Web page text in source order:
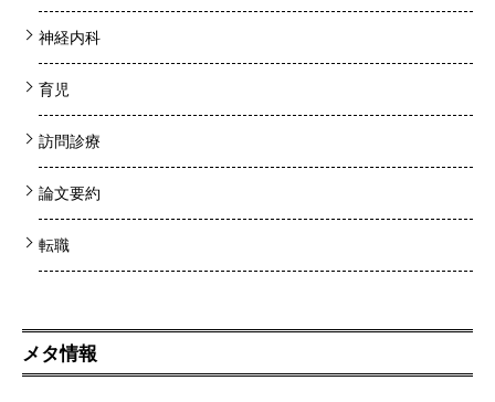
神経内科
育児
訪問診療
論文要約
転職
メタ情報